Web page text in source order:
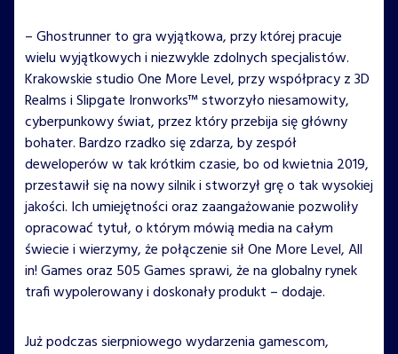
– Ghostrunner to gra wyjątkowa, przy której pracuje
wielu wyjątkowych i niezwykle zdolnych specjalistów.
Krakowskie studio One More Level, przy współpracy z 3D
Realms i Slipgate Ironworks™ stworzyło niesamowity,
cyberpunkowy świat, przez który przebija się główny
bohater. Bardzo rzadko się zdarza, by zespół
deweloperów w tak krótkim czasie, bo od kwietnia 2019,
przestawił się na nowy silnik i stworzył grę o tak wysokiej
jakości. Ich umiejętności oraz zaangażowanie pozwoliły
opracować tytuł, o którym mówią media na całym
świecie i wierzymy, że połączenie sił One More Level, All
in! Games oraz 505 Games sprawi, że na globalny rynek
trafi wypolerowany i doskonały produkt – dodaje.
Już podczas sierpniowego wydarzenia gamescom,